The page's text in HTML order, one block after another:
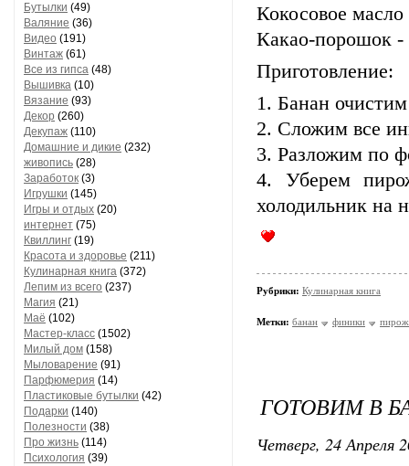
Бутылки (49)
Валяние (36)
Видео (191)
Винтаж (61)
Все из гипса (48)
Вышивка (10)
Вязание (93)
Декор (260)
Декупаж (110)
Домашние и дикие (232)
живопись (28)
Заработок (3)
Игрушки (145)
Игры и отдых (20)
интернет (75)
Квиллинг (19)
Красота и здоровье (211)
Кулинарная книга (372)
Лепим из всего (237)
Магия (21)
Маё (102)
Мастер-класс (1502)
Милый дом (158)
Мыловарение (91)
Парфюмерия (14)
Пластиковые бутылки (42)
Подарки (140)
Полезности (38)
Про жизнь (114)
Психология (39)
Кокосовое масло
Какао-порошок -
Приготовление:
1. Банан
2. Сложим все
3. Разложим по
4. Уберем
холодильник на
Рубрики: Кулинарная книга
Метки: банан финики
ГОТОВИМ В
Четверг, 24 Апреля